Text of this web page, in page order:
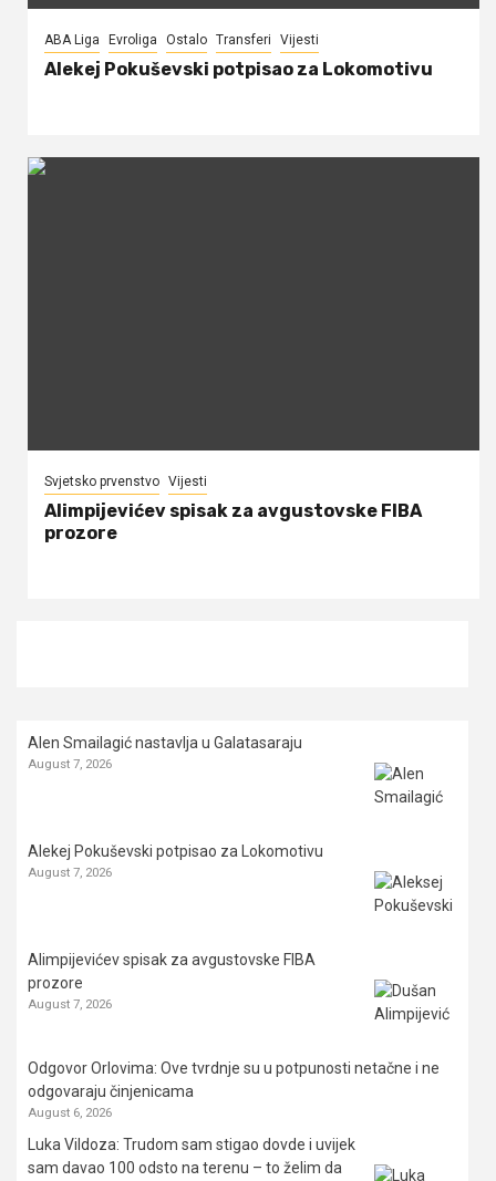
ABA Liga Evroliga Ostalo Transferi Vijesti
Alekej Pokuševski potpisao za Lokomotivu
Svjetsko prvenstvo Vijesti
Alimpijevićev spisak za avgustovske FIBA
prozore
Alen Smailagić nastavlja u Galatasaraju
August 7, 2026
Alekej Pokuševski potpisao za Lokomotivu
August 7, 2026
Alimpijevićev spisak za avgustovske FIBA
prozore
August 7, 2026
Odgovor Orlovima: ​Ove tvrdnje su u potpunosti netačne i ne
odgovaraju činjenicama
August 6, 2026
Luka Vildoza: Trudom sam stigao dovde i uvijek
sam davao 100 odsto na terenu – to želim da